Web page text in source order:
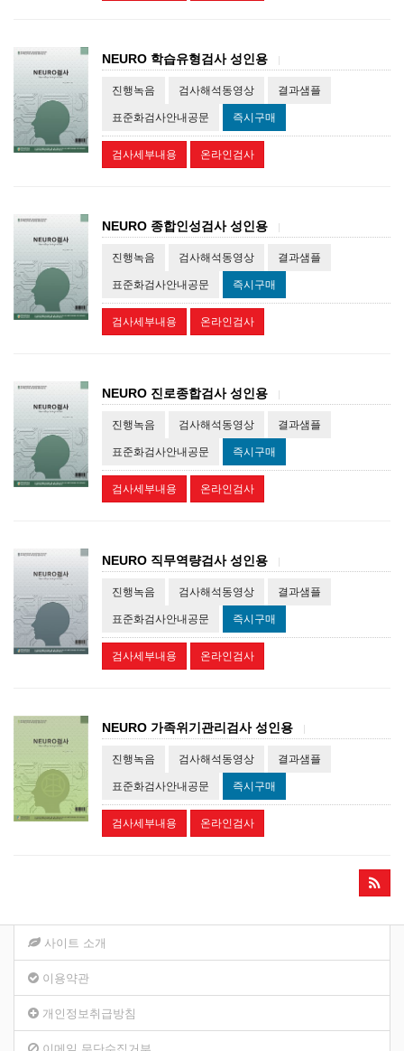
NEURO 학습유형검사 성인용
진행녹음 검사해석동영상 결과샘플
표준화검사안내공문 즉시구매
검사세부내용 온라인검사
NEURO 종합인성검사 성인용
진행녹음 검사해석동영상 결과샘플
표준화검사안내공문 즉시구매
검사세부내용 온라인검사
NEURO 진로종합검사 성인용
진행녹음 검사해석동영상 결과샘플
표준화검사안내공문 즉시구매
검사세부내용 온라인검사
NEURO 직무역량검사 성인용
진행녹음 검사해석동영상 결과샘플
표준화검사안내공문 즉시구매
검사세부내용 온라인검사
NEURO 가족위기관리검사 성인용
진행녹음 검사해석동영상 결과샘플
표준화검사안내공문 즉시구매
검사세부내용 온라인검사
사이트 소개
이용약관
개인정보취급방침